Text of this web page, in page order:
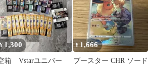
¥ 1,300
箱 Vstarユニバー
¥1,666
ブースター CHR ソード